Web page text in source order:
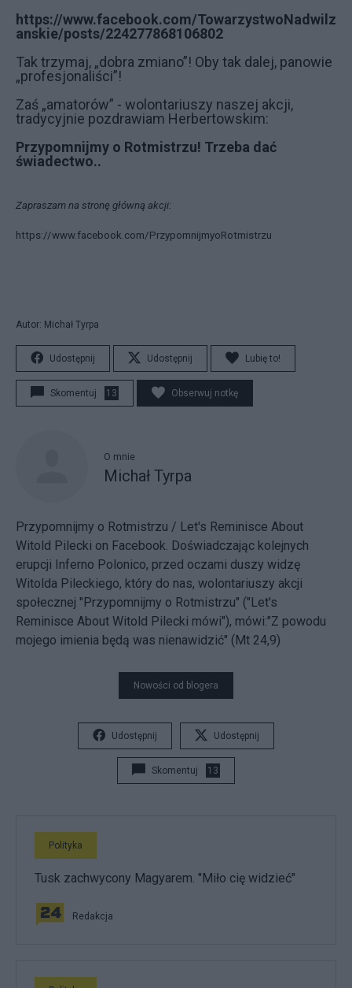
https://www.facebook.com/TowarzystwoNadwilz
anskie/posts/224277868106802
Tak trzymaj, „dobra zmiano”! Oby tak dalej, panowie
„profesjonaliści”!
Zaś „amatorów” - wolontariuszy naszej akcji,
tradycyjnie pozdrawiam Herbertowskim:
Przypomnijmy o Rotmistrzu! Trzeba dać
świadectwo..
Zapraszam na stronę główną akcji:
https://www.facebook.com/PrzypomnijmyoRotmistrzu
Autor: Michał Tyrpa
Udostępnij Udostępnij Lubię to!
Skomentuj 13 Obserwuj notkę
O mnie
Michał Tyrpa
Przypomnijmy o Rotmistrzu / Let's Reminisce About
Witold Pilecki on Facebook. Doświadczając kolejnych
erupcji Inferno Polonico, przed oczami duszy widzę
Witolda Pileckiego, który do nas, wolontariuszy akcji
społecznej "Przypomnijmy o Rotmistrzu" ("Let's
Reminisce About Witold Pilecki mówi"), mówi:"Z powodu
mojego imienia będą was nienawidzić" (Mt 24,9)
Nowości od blogera
Udostępnij Udostępnij
Skomentuj 13
Polityka
Tusk zachwycony Magyarem. "Miło cię widzieć"
Redakcja